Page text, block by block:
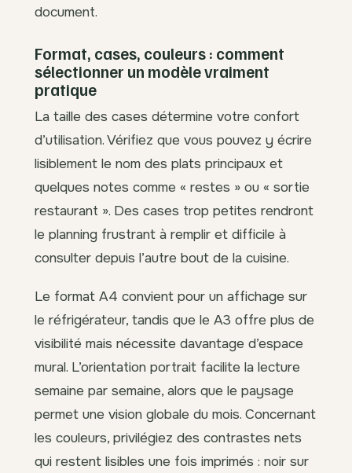
document.
Format, cases, couleurs : comment
sélectionner un modèle vraiment
pratique
La taille des cases détermine votre confort
d’utilisation. Vérifiez que vous pouvez y écrire
lisiblement le nom des plats principaux et
quelques notes comme « restes » ou « sortie
restaurant ». Des cases trop petites rendront
le planning frustrant à remplir et difficile à
consulter depuis l’autre bout de la cuisine.
Le format A4 convient pour un affichage sur
le réfrigérateur, tandis que le A3 offre plus de
visibilité mais nécessite davantage d’espace
mural. L’orientation portrait facilite la lecture
semaine par semaine, alors que le paysage
permet une vision globale du mois. Concernant
les couleurs, privilégiez des contrastes nets
qui restent lisibles une fois imprimés : noir sur